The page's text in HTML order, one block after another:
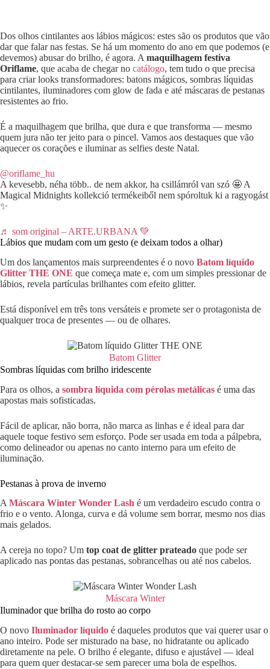
Dos olhos cintilantes aos lábios mágicos: estes são os produtos que vão
dar que falar nas festas. Se há um momento do ano em que podemos (e
devemos) abusar do brilho, é agora. A maquilhagem festiva
Oriflame, que acaba de chegar no catálogo, tem tudo o que precisa
para criar looks transformadores: batons mágicos, sombras líquidas
cintilantes, iluminadores com glow de fada e até máscaras de pestanas
resistentes ao frio.
É a maquilhagem que brilha, que dura e que transforma — mesmo
quem jura não ter jeito para o pincel. Vamos aos destaques que vão
aquecer os corações e iluminar as selfies deste Natal.
@oriflame_hu
A kevesebb, néha több.. de nem akkor, ha csillámról van szó 🤩 A
Magical Midnights kollekció termékeiből nem spóroltuk ki a ragyogást
✨
♬ som original – ARTE.URBANA 💚
Lábios que mudam com um gesto (e deixam todos a olhar)
Um dos lançamentos mais surpreendentes é o novo Batom líquido
Glitter THE ONE que começa mate e, com um simples pressionar de
lábios, revela partículas brilhantes com efeito glitter.
Está disponível em três tons versáteis e promete ser o protagonista de
qualquer troca de presentes — ou de olhares.
Batom Glitter
Sombras líquidas com brilho iridescente
Para os olhos, a sombra líquida com pérolas metálicas é uma das
apostas mais sofisticadas.
Fácil de aplicar, não borra, não marca as linhas e é ideal para dar
aquele toque festivo sem esforço. Pode ser usada em toda a pálpebra,
como delineador ou apenas no canto interno para um efeito de
iluminação.
Pestanas à prova de inverno
A Máscara Winter Wonder Lash é um verdadeiro escudo contra o
frio e o vento. Alonga, curva e dá volume sem borrar, mesmo nos dias
mais gelados.
A cereja no topo? Um top coat de glitter prateado que pode ser
aplicado nas pontas das pestanas, sobrancelhas ou até nos cabelos.
Máscara Winter
Iluminador que brilha do rosto ao corpo
O novo Iluminador líquido é daqueles produtos que vai querer usar o
ano inteiro. Pode ser misturado na base, no hidratante ou aplicado
diretamente na pele. O brilho é elegante, difuso e ajustável — ideal
para quem quer destacar-se sem parecer uma bola de espelhos.